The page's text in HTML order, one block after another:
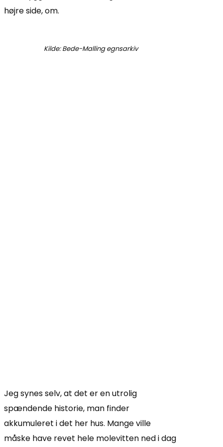
højre side, om.
Kilde: Bede-Malling egnsarkiv
Jeg synes selv, at det er en utrolig
spændende historie, man finder
akkumuleret i det her hus. Mange ville
måske have revet hele molevitten ned i dag